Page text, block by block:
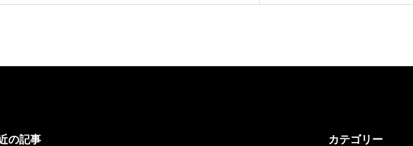
の記事 カテゴリー